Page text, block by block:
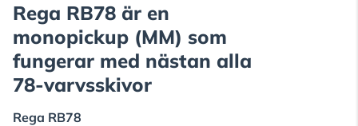
Rega RB78 är en
monopickup (MM) som
fungerar med nästan alla
78-varvsskivor
Rega RB78